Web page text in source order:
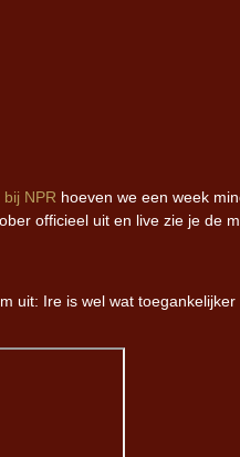
NPR hoeven we een week
officieel uit en live zie je de
uit: Ire is wel wat toegankelijker